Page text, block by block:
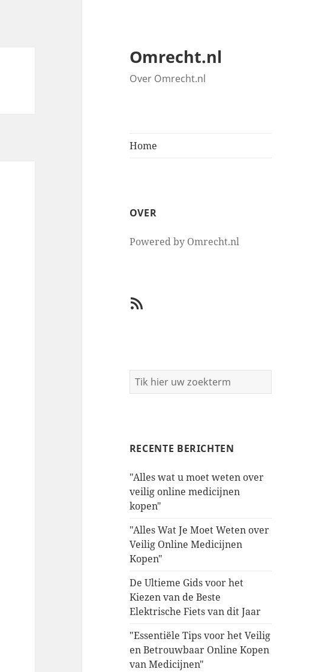
Omrecht.nl
Over Omrecht.nl
Home
OVER
Powered by Omrecht.nl
RSS
RECENTE BERICHTEN
"Alles wat u moet weten over
veilig online medicijnen
kopen"
"Alles Wat Je Moet Weten over
Veilig Online Medicijnen
Kopen"
De Ultieme Gids voor het
Kiezen van de Beste
Elektrische Fiets van dit Jaar
"Essentiële Tips voor het Veilig
en Betrouwbaar Online Kopen
van Medicijnen"